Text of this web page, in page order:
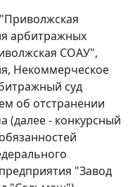
арбитражных
СОАУ",
Некоммерческое
суд
об отстранении
(далее - конкурсный
"Завод